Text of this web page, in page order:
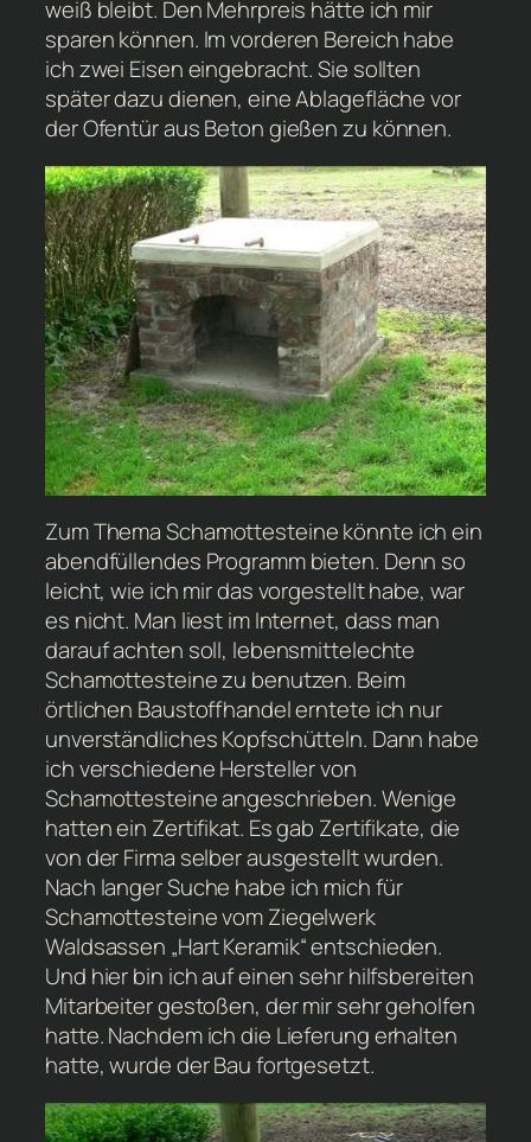
weiß bleibt. Den Mehrpreis hätte ich mir
sparen können. Im vorderen Bereich habe
ich zwei Eisen eingebracht. Sie sollten
später dazu dienen, eine Ablagefläche vor
der Ofentür aus Beton gießen zu können.
Zum Thema Schamottesteine könnte ich ein
abendfüllendes Programm bieten. Denn so
leicht, wie ich mir das vorgestellt habe, war
es nicht. Man liest im Internet, dass man
darauf achten soll, lebensmittelechte
Schamottesteine zu benutzen. Beim
örtlichen Baustoffhandel erntete ich nur
unverständliches Kopfschütteln. Dann habe
ich verschiedene Hersteller von
Schamottesteine angeschrieben. Wenige
hatten ein Zertifikat. Es gab Zertifikate, die
von der Firma selber ausgestellt wurden.
Nach langer Suche habe ich mich für
Schamottesteine vom Ziegelwerk
Waldsassen „Hart Keramik“ entschieden.
Und hier bin ich auf einen sehr hilfsbereiten
Mitarbeiter gestoßen, der mir sehr geholfen
hatte. Nachdem ich die Lieferung erhalten
hatte, wurde der Bau fortgesetzt.